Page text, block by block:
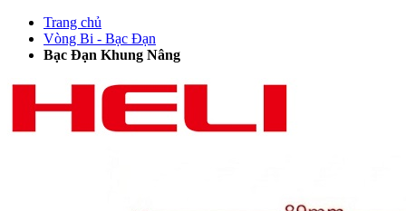
Trang chủ
Vòng Bi - Bạc Đạn
Bạc Đạn Khung Nâng